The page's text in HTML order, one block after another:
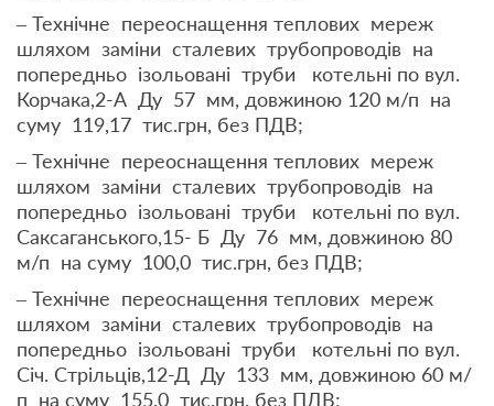
– Технічне переоснащення теплових мереж
шляхом заміни сталевих трубопроводів на
попередньо ізольовані труби котельні по вул.
Корчака,2-А Ду 57 мм, довжиною 120 м/п на
суму 119,17 тис.грн, без ПДВ;
– Технічне переоснащення теплових мереж
шляхом заміни сталевих трубопроводів на
попередньо ізольовані труби котельні по вул.
Саксаганського,15- Б Ду 76 мм, довжиною 80
м/п на суму 100,0 тис.грн, без ПДВ;
– Технічне переоснащення теплових мереж
шляхом заміни сталевих трубопроводів на
попередньо ізольовані труби котельні по вул.
Січ. Стрільців,12-Д Ду 133 мм, довжиною 60 м/
п на суму 155,0 тис.грн, без ПДВ;